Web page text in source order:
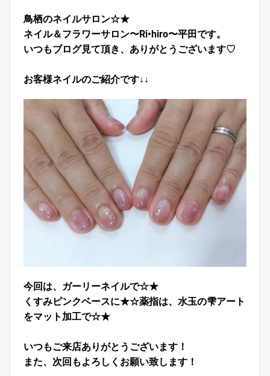
鳥栖のネイルサロン☆★
ネイル＆フラワーサロン〜Ri•hiro〜平田です。
いつもブログ見て頂き、ありがとうございます♡
お客様ネイルのご紹介です↓↓
今回は、ガーリーネイルで☆★
くすみピンクベースに★☆薬指は、水玉の雫アート
をマット加工で☆★
いつもご来店ありがとうございます！
また、次回もよろしくお願い致します！